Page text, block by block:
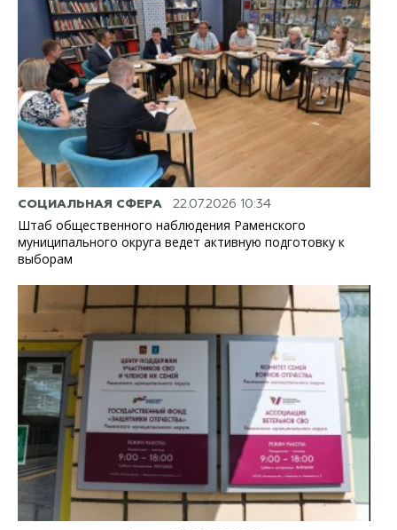
СОЦИАЛЬНАЯ СФЕРА 22.07.2026 10:34
Штаб общественного наблюдения Раменского
муниципального округа ведет активную подготовку к
выборам